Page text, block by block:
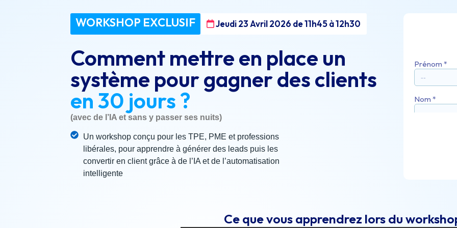
WORKSHOP EXCLUSIF Jeudi 23 Avril 2026 de 11h45 à 12h30
Comment mettre en place un
système pour gagner des clients
en 30 jours ?
(avec de l’IA et sans y passer ses nuits)
Un workshop conçu pour les TPE, PME et professions
libérales, pour apprendre à générer des leads puis les
convertir en client grâce à de l’IA et de l’automatisation
intelligente
Ce que vous apprendrez lors du